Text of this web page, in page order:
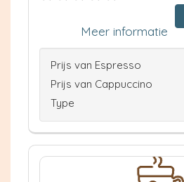
Meer informatie
Prijs van Espresso
Prijs van Cappuccino
Type